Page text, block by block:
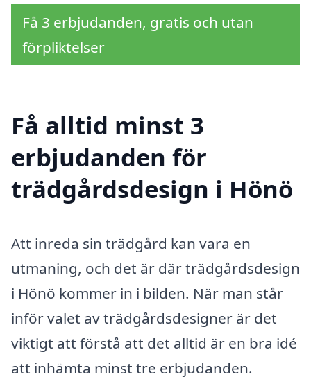
Få 3 erbjudanden, gratis och utan
förpliktelser
Få alltid minst 3
erbjudanden för
trädgårdsdesign i Hönö
Att inreda sin trädgård kan vara en
utmaning, och det är där trädgårdsdesign
i Hönö kommer in i bilden. När man står
inför valet av trädgårdsdesigner är det
viktigt att förstå att det alltid är en bra idé
att inhämta minst tre erbjudanden.